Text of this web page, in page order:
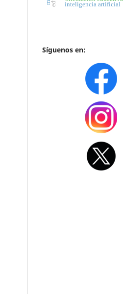
inteligencia artificial
Síguenos en: